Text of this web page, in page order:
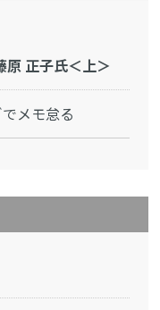
正子氏＜上＞
メモ怠る